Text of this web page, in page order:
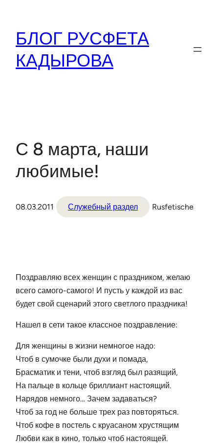
содержимому
БЛОГ РУСФЕТА
КАДЫРОВА
С 8 марта, наши
любимые!
08.03.2011 Служебный раздел Rusfetische
Поздравляю всех женщин с праздником, желаю
всего самого-самого! И пусть у каждой из вас
будет свой сценарий этого светлого праздника!
Нашел в сети такое классное поздравление:
Для женщины в жизни немногое надо:
Чтоб в сумочке были духи и помада,
Брасматик и тени, чтоб взгляд был разящий,
На пальце в кольце бриллиант настоящий.
Нарядов немного… Зачем задаваться?
Чтоб за год не больше трех раз повторяться.
Чтоб кофе в постель с круасаном хрустящим
Любви как в кино, только чтоб настоящей.